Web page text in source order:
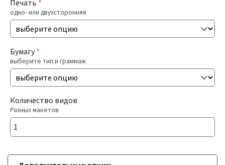
Печать На Холсте
БОЛЬШИЕ ТИРАЖИ
РАСХОДНИКИ
ДОСТАВКА
КОНТАКТЫ
Печать *
одно- или двухсторонняя
Бумагу *
выберите тип и граммаж
Количество видов
Разных макетов